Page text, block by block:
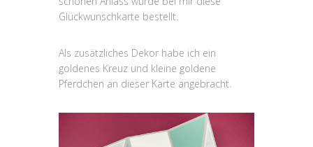
Glückwunschkarte bestellt.
Als zusätzliches Dekor habe ich ein
goldenes Kreuz und kleine goldene
Pferdchen an dieser Karte angebracht.